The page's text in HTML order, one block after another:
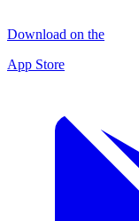
Download on the
App Store